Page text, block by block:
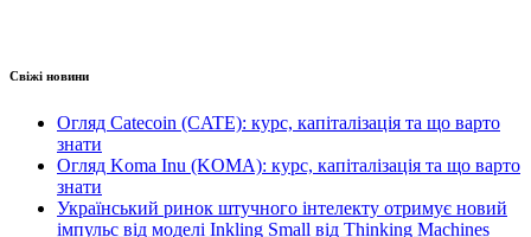
Свіжі новини
Огляд Catecoin (CATE): курс, капіталізація та що варто
знати
Огляд Koma Inu (KOMA): курс, капіталізація та що варто
знати
Український ринок штучного інтелекту отримує новий
імпульс від моделі Inkling Small від Thinking Machines